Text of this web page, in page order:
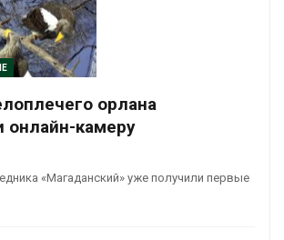
орлана
онлайн-камеру
«Магаданский» уже получили первые